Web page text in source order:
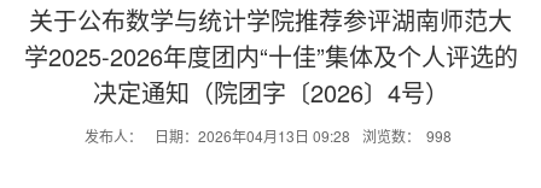
关于公布数学与统计学院推荐参评湖南师范大
学2025-2026年度团内“十佳”集体及个人评选的
决定通知（院团字〔2026〕4号）
发布人： 日期：2026年04月13日 09:28 浏览数： 998